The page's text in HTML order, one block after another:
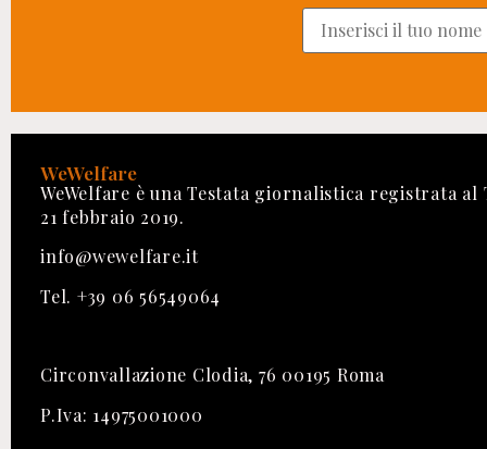
WeWelfare
WeWelfare è una Testata giornalistica registrata al
21 febbraio 2019.
info@wewelfare.it
Tel. +39 06 56549064
Circonvallazione Clodia, 76 00195 Roma
P.Iva: 14975001000